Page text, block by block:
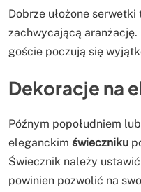
Dobrze ułożone
zachwycającą
goście poczują się
Dekoracje na
Późnym popołudniem
eleganckim świeczniku
Świecznik należy
powinien pozwolić na